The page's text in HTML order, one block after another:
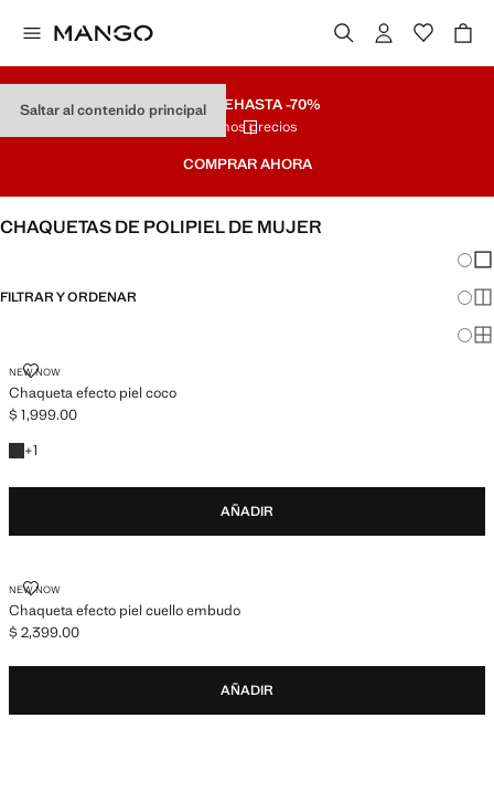
Saltar al contenido principal
REMATEHASTA -70%
Últimos precios
COMPRAR AHORA
CHAQUETAS DE POLIPIEL DE MUJER
FILTRAR Y ORDENAR
NEW NOW
Chaqueta efecto piel coco
CHAQUETA EFECTO PIEL COCO
Precio actual [$ 1,999.00 ]
$ 1,999.00
+1
+1 color
AÑADIR
NEW NOW
Chaqueta efecto piel cuello embudo
CHAQUETA EFECTO PIEL CUELLO EMBUDO
Precio actual [$ 2,399.00 ]
$ 2,399.00
AÑADIR